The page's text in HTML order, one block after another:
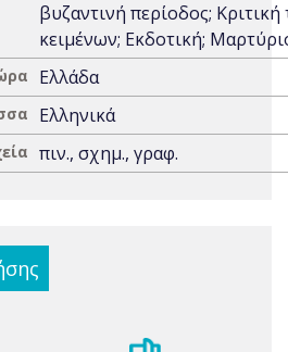
βυζαντινή περίοδος;
κειμένων; Εκδοτική;
Ελλάδα
Ελληνικά
πιν., σχημ., γραφ.